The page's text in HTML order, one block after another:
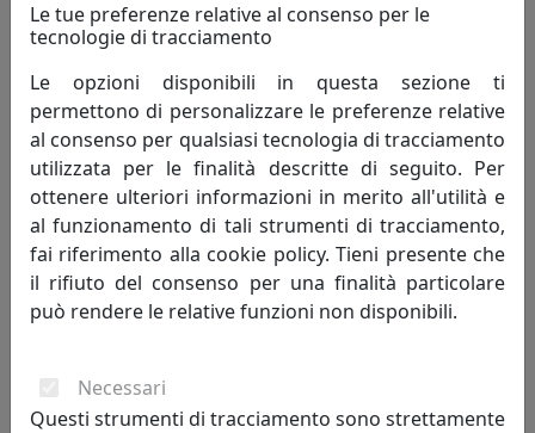
LAMPADA A SOSPENSIONE MEMORIA S1A0 MOROSINI, CODICE
ES0261SO04A0L3, CRISTALLO
Morosini
478,00 €
Le tue preferenze relative al consenso per le
tecnologie di tracciamento
Le opzioni disponibili in questa sezione ti
permettono di personalizzare le preferenze relative
al consenso per qualsiasi tecnologia di tracciamento
utilizzata per le finalità descritte di seguito. Per
ottenere ulteriori informazioni in merito all'utilità e
al funzionamento di tali strumenti di tracciamento,
fai riferimento alla cookie policy. Tieni presente che
il rifiuto del consenso per una finalità particolare
può rendere le relative funzioni non disponibili.
Necessari
Questi strumenti di tracciamento sono strettamente